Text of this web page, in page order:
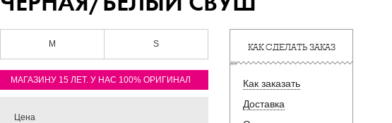
M S
МАГАЗИНУ 15 ЛЕТ. У НАС 100% ОРИГИНАЛ
Цена
КАК СДЕЛАТЬ ЗАКАЗ
Как заказать
Доставка